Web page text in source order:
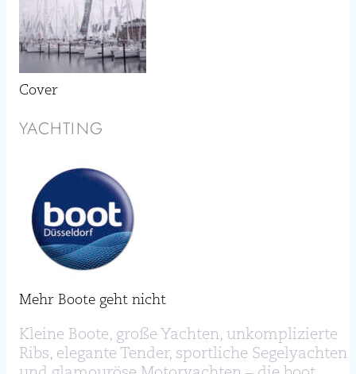
Cover
YACHTING
Mehr Boote geht nicht
Kleine Boote, große Yachten, unkomplizierte
Ribs, elegante Tender, sportliche Segelyachten